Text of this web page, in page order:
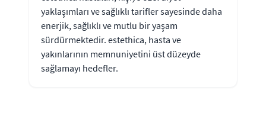
yaklaşımları ve sağlıklı tarifler sayesinde daha
enerjik, sağlıklı ve mutlu bir yaşam
sürdürmektedir. estethica, hasta ve
yakınlarının memnuniyetini üst düzeyde
sağlamayı hedefler.